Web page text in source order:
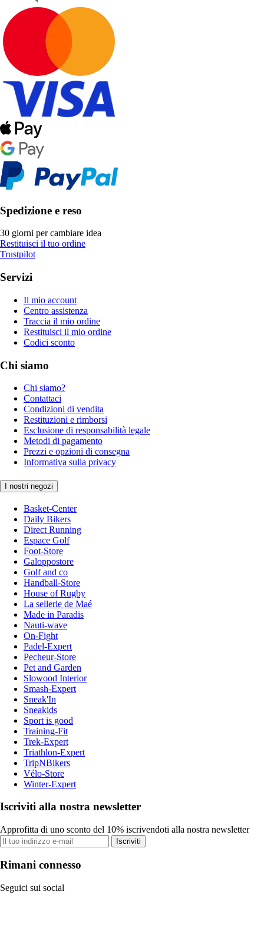
Spedizione e reso
30 giorni per cambiare idea
Restituisci il tuo ordine
Trustpilot
Servizi
Il mio account
Centro assistenza
Traccia il mio ordine
Restituisci il mio ordine
Codici sconto
Chi siamo
Chi siamo?
Contattaci
Condizioni di vendita
Restituzioni e rimborsi
Esclusione di responsabilità legale
Metodi di pagamento
Prezzi e opzioni di consegna
Informativa sulla privacy
I nostri negozi
Basket-Center
Daily Bikers
Direct Running
Espace Golf
Foot-Store
Galoppostore
Golf and co
Handball-Store
House of Rugby
La sellerie de Maé
Made in Paradis
Nauti-wave
On-Fight
Padel-Expert
Pecheur-Store
Pet and Garden
Slowood Interior
Smash-Expert
Sneak'In
Sneakids
Sport is good
Training-Fit
Trek-Expert
Triathlon-Expert
TripNBikers
Vélo-Store
Winter-Expert
Iscriviti alla nostra newsletter
Approfitta di uno sconto del 10% iscrivendoti alla nostra newsletter
Iscriviti
Rimani connesso
Seguici sui social